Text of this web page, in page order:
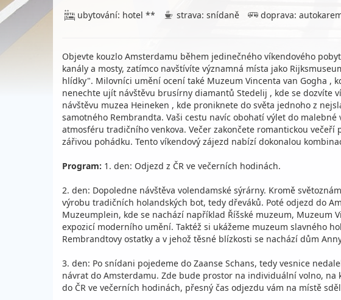
ubytování: hotel ** strava: snídaně doprava:
Objevte kouzlo Amsterdamu během jedinečného víkendového
kanály a mosty, zatímco navštívíte významná místa jako
hlídky". Milovníci umění ocení také Muzeum Vincenta van Gogha ,
nenechte ujít návštěvu brusírny diamantů Stedelij , kde se
návštěvu muzea Heineken , kde proniknete do světa jednoho z
samotného Rembrandta. Vaši cestu navíc obohatí výlet do
atmosféru tradičního venkova. Večer zakončete romantickou
zářivou pohádku. Tento víkendový zájezd nabízí dokonalou
Program: 1. den: Odjezd z ČR ve večerních hodinách.
2. den: Dopoledne návštěva volendamské sýrárny. Kromě
výrobu tradičních holandských bot, tedy dřeváků. Poté odjezd do
Muzeumplein, kde se nachází například Říšské muzeum,
expozicí moderního umění. Taktéž si ukážeme muzeum slavného
Rembrandtovy ostatky a v jehož těsné blízkosti se nachází dům
3. den: Po snídani pojedeme do Zaanse Schans, tedy vesnice
návrat do Amsterdamu. Zde bude prostor na individuální volno,
do ČR ve večerních hodinách, přesný čas odjezdu vám na místě